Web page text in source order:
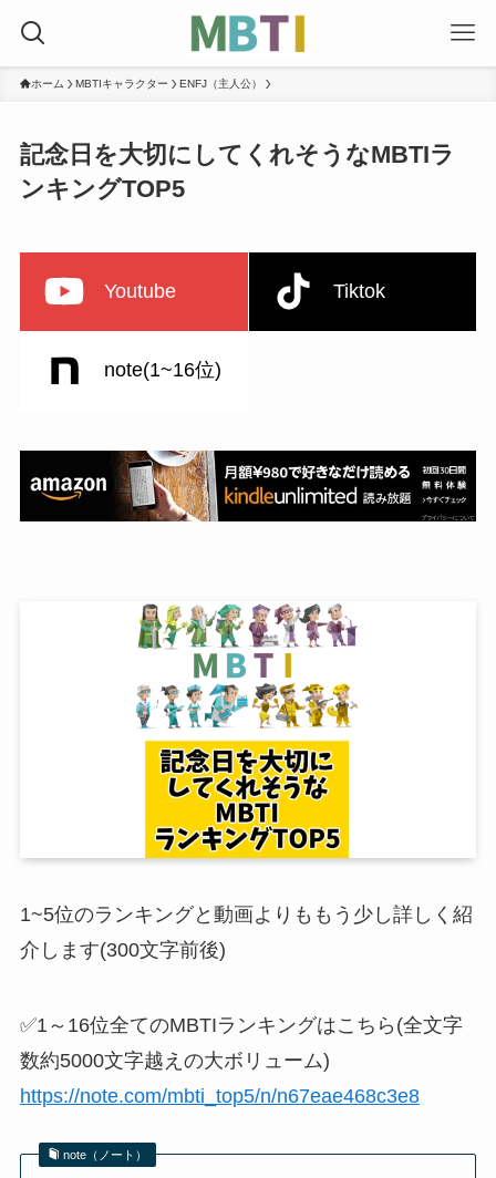
ホーム MBTIキャラクター ENFJ（主人公）
記念日を大切にしてくれそうなMBTIラ
ンキングTOP5
Youtube Tiktok
note(1~16位)
1~5位のランキングと動画よりももう少し詳しく紹
介します(300文字前後)
✅1～16位全てのMBTIランキングはこちら(全文字
数約5000文字越えの大ボリューム)
https://note.com/mbti_top5/n/n67eae468c3e8
note（ノート）